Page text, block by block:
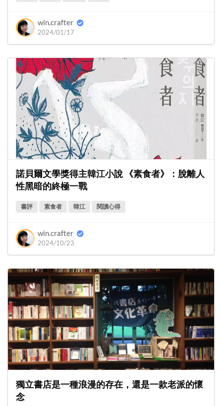
win.crafter
2024/01/17
諾貝爾文學獎得主韓江小說 《素食者》：脫離人
性黑暗的終極一戰
書評 素食者 韓江 閱讀心得
win.crafter
2024/10/23
獨立書店是一種浪漫的存在，還是一款老派的懷
念